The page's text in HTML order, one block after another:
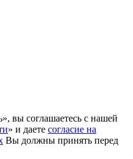
вы соглашаетесь с нашей
» и даете согласие на
Вы должны принять перед